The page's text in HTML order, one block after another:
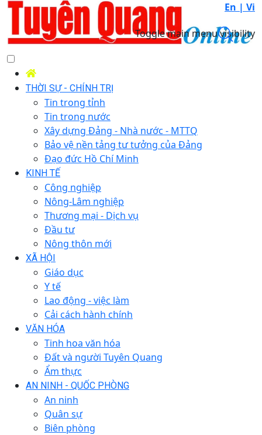
En | Vi
Toggle main menu visibility
THỜI SỰ - CHÍNH TRỊ
Tin trong tỉnh
Tin trong nước
Xây dựng Đảng - Nhà nước - MTTQ
Bảo vệ nền tảng tư tưởng của Đảng
Đạo đức Hồ Chí Minh
KINH TẾ
Công nghiệp
Nông-Lâm nghiệp
Thương mại - Dịch vụ
Đầu tư
Nông thôn mới
XÃ HỘI
Giáo dục
Y tế
Lao động - việc làm
Cải cách hành chính
VĂN HÓA
Tinh hoa văn hóa
Đất và người Tuyên Quang
Ẩm thực
AN NINH - QUỐC PHÒNG
An ninh
Quân sự
Biên phòng